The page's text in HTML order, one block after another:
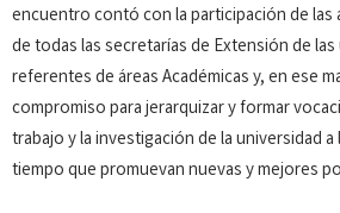
encuentro contó con la participación de las
de todas las secretarías de Extensión de
referentes de áreas Académicas y, en ese
compromiso para jerarquizar y formar
trabajo y la investigación de la universidad a
tiempo que promuevan nuevas y mejores